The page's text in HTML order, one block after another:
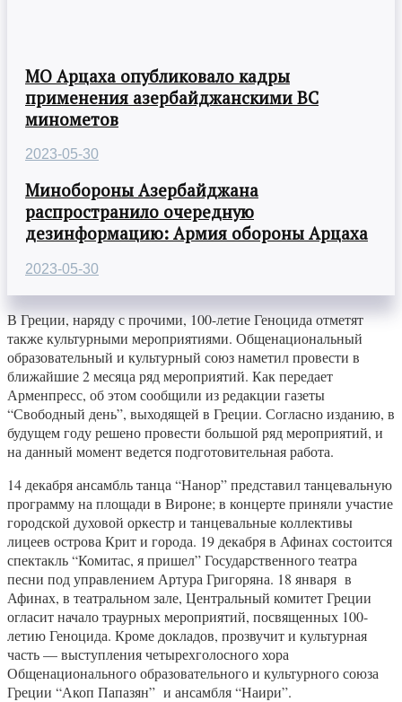
МО Арцаха опубликовало кадры
применения азербайджанскими ВС
минометов
2023-05-30
Минобороны Азербайджана
распространило очередную
дезинформацию: Армия обороны Арцаха
2023-05-30
В Греции, наряду с прочими, 100-летие Геноцида отметят
также культурными мероприятиями. Общенациональный
образовательный и культурный союз наметил провести в
ближайшие 2 месяца ряд мероприятий. Как передает
Арменпресс, об этом сообщили из редакции газеты
“Свободный день”, выходящей в Греции. Согласно изданию, в
будущем году решено провести большой ряд мероприятий, и
на данный момент ведется подготовительная работа.
14 декабря ансамбль танца “Нанор” представил танцевальную
программу на площади в Вироне; в концерте приняли участие
городской духовой оркестр и танцевальные коллективы
лицеев острова Крит и города. 19 декабря в Афинах состоится
спектакль “Комитас, я пришел” Государственного театра
песни под управлением Артура Григоряна. 18 января в
Афинах, в театральном зале, Центральный комитет Греции
огласит начало траурных мероприятий, посвященных 100-
летию Геноцида. Кроме докладов, прозвучит и культурная
часть — выступления четырехголосного хора
Общенационального образовательного и культурного союза
Греции “Акоп Папазян” и ансамбля “Наири”.